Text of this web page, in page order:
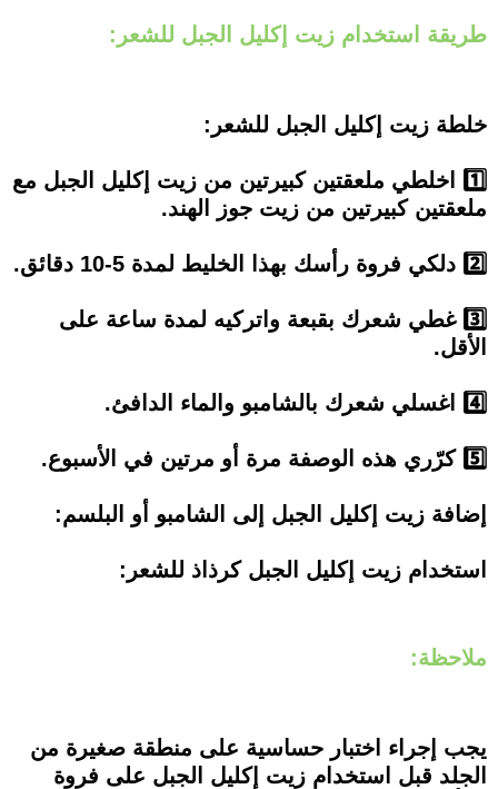
طريقة استخدام زيت إكليل الجبل للشعر:
خلطة زيت إكليل الجبل للشعر:
1️⃣ اخلطي ملعقتين كبيرتين من زيت إكليل الجبل مع
ملعقتين كبيرتين من زيت جوز الهند.
2️⃣ دلكي فروة رأسك بهذا الخليط لمدة 5-10 دقائق.
3️⃣ غطي شعرك بقبعة واتركيه لمدة ساعة على
الأقل.
4️⃣ اغسلي شعرك بالشامبو والماء الدافئ.
5️⃣ كرّري هذه الوصفة مرة أو مرتين في الأسبوع.
إضافة زيت إكليل الجبل إلى الشامبو أو البلسم:
استخدام زيت إكليل الجبل كرذاذ للشعر:
ملاحظة:
يجب إجراء اختبار حساسية على منطقة صغيرة من
الجلد قبل استخدام زيت إكليل الجبل على فروة